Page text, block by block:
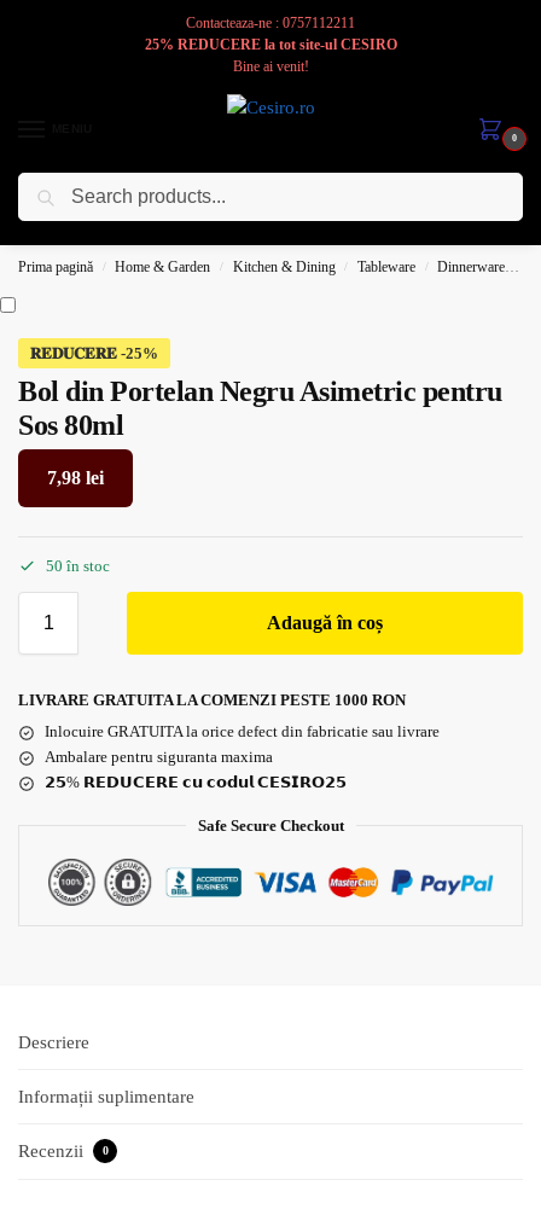
Contacteaza-ne : 0757112211
25% REDUCERE la tot site-ul CESIRO
Bine ai venit!
0
Cesiro
Prima pagină / Home & Garden / Kitchen & Dining / Tableware / Dinnerware
𝐑𝐄𝐃𝐔𝐂𝐄𝐑𝐄
Bol din Portelan Negru Asimetric pentru
Sos 80ml
7,98 lei
50 în stoc
Adaugă în coș
LIVRARE GRATUITA LA COMENZI PESTE 1000 RON
Inlocuire GRATUITA la orice defect din fabricatie sau livrare
Ambalare pentru siguranta maxima
𝟮𝟱% 𝗥𝗘𝗗𝗨𝗖𝗘𝗥𝗘 𝗰𝘂 𝗰𝗼𝗱𝘂𝗹 𝗖𝗘𝗦𝗜𝗥𝗢𝟮𝟱
Safe Secure Checkout
Descriere
Informații suplimentare
Recenzii 0